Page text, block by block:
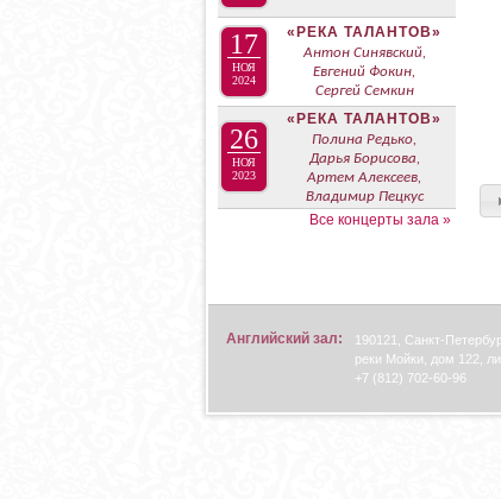
17
НОЯ
2024
«РЕКА ТАЛАНТОВ»
Антон Синявский,
Евгений Фокин,
Сергей Семкин
26
НОЯ
2023
«РЕКА ТАЛАНТОВ»
Полина Редько,
Дарья Борисова,
Артем Алексеев,
Владимир Пецкус
Все концерты зала »
Английский зал:
190121, Санкт-
реки Мойки, дом 122,
+7 (812) 702-60-96